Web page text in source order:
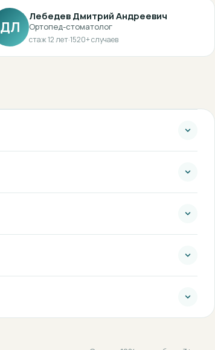
ДЛ
Лебедев Дмитрий Андреевич
Ортопед-стоматолог
стаж12лет·1520+ случаев